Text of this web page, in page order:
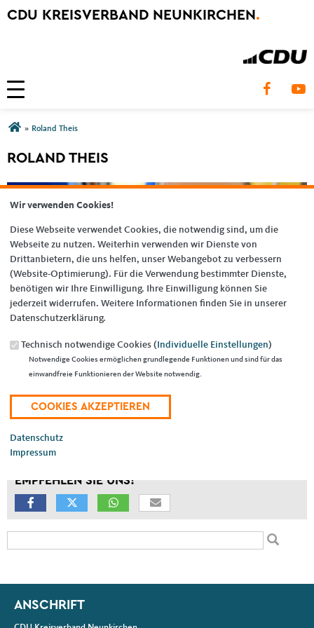
CDU KREISVERBAND NEUNKIRCHEN.
Toggle navigation
Sie sind hier
» Roland Theis
ROLAND THEIS
Kreisvorsitzender
Wilhelm-Heinrich-Straße 39
66564 Ottweiler
06824 / 9 07 46 98
EMPFEHLEN SIE UNS!
ANSCHRIFT
Wir verwenden Cookies!
Diese Webseite verwendet Cookies, die notwendig sind, um die
Webseite zu nutzen. Weiterhin verwenden wir Dienste von
Drittanbietern, die uns helfen, unser Webangebot zu verbessern
(Website-Optimierung). Für die Verwendung bestimmter Dienste,
benötigen wir Ihre Einwilligung. Ihre Einwilligung können Sie
jederzeit widerrufen. Weitere Informationen finden Sie in unserer
Datenschutzerklärung.
Technisch notwendige Cookies ( Individuelle Einstellungen)
Notwendige Cookies ermöglichen grundlegende Funktionen und sind für das
einwandfreie Funktionieren der Website notwendig.
Datenschutz
Impressum